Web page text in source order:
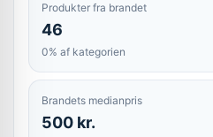
Produkter fra brandet
46
0% af kategorien
Brandets medianpris
500 kr.